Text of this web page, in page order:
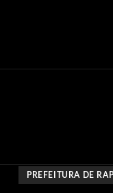
PREFEITURA DE